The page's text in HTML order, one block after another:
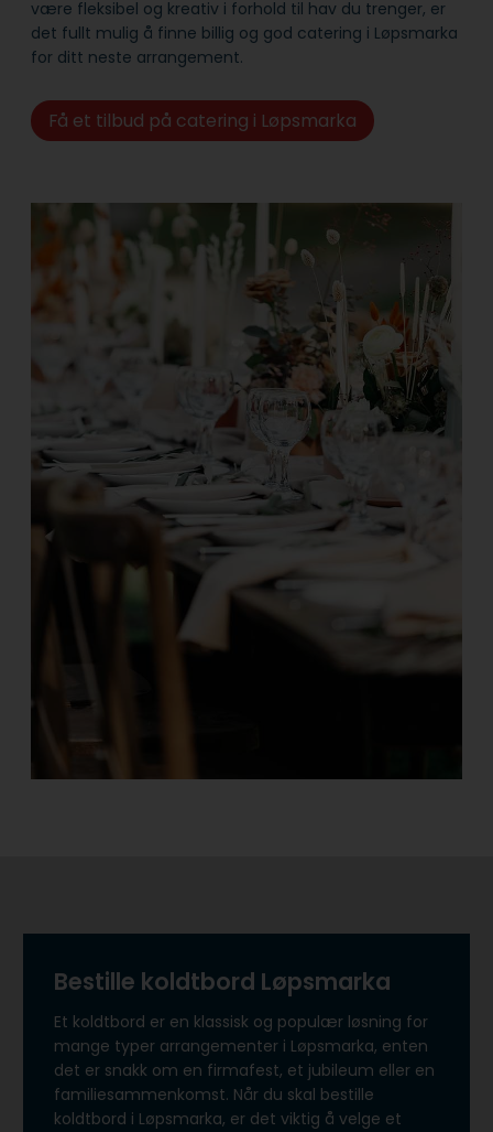
være fleksibel og kreativ i forhold til hav du trenger, er
det fullt mulig å finne billig og god catering i Løpsmarka
for ditt neste arrangement.
Få et tilbud på catering i Løpsmarka
Bestille koldtbord Løpsmarka
Et koldtbord er en klassisk og populær løsning for
mange typer arrangementer i Løpsmarka, enten
det er snakk om en firmafest, et jubileum eller en
familiesammenkomst. Når du skal bestille
koldtbord i Løpsmarka, er det viktig å velge et